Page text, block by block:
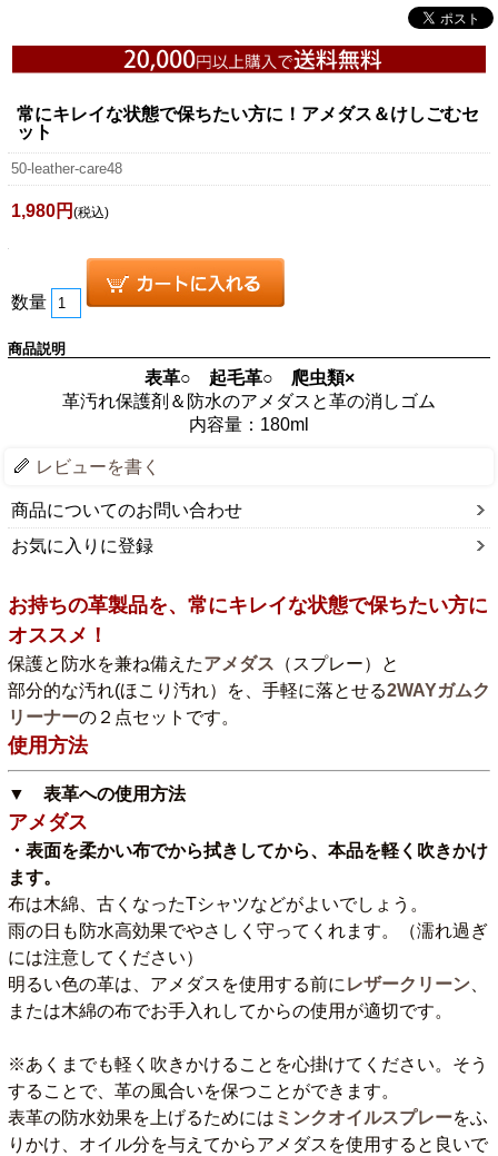
常にキレイな状態で保ちたい方に！アメダス＆けしごむセ
ット
50-leather-care48
1,980円 (税込)
数量
商品説明
表革○ 起毛革○ 爬虫類×
革汚れ保護剤＆防水のアメダスと革の消しゴム
内容量：180ml
レビューを書く
商品についてのお問い合わせ
お気に入りに登録
お持ちの革製品を、常にキレイな状態で保ちたい方に
オススメ！
保護と防水を兼ね備えたアメダス （スプレー）と
部分的な汚れ(ほこり汚れ）を、手軽に落とせる2WAYガムク
リーナーの２点セットです。
使用方法
▼ 表革への使用方法
アメダス
・表面を柔かい布でから拭きしてから、本品を軽く吹きかけ
ます。
布は木綿、古くなったTシャツなどがよいでしょう。
雨の日も防水高効果でやさしく守ってくれます。（濡れ過ぎ
には注意してください）
明るい色の革は、アメダスを使用する前に レザークリーン
または木綿の布でお手入れしてからの使用が適切です。
※あくまでも軽く吹きかけることを心掛けてください。そう
することで、革の風合いを保つことができます。
表革の防水効果を上げるためには ミンクオイルスプレーをふ
りかけ、オイル分を与えてからアメダスを使用すると良いで